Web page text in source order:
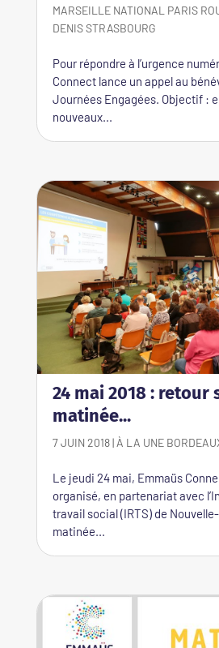
MARSEILLE NATIONAL PARIS
DENISSTRASBOURG
Pour répondre à l’urgence
Connect lance un appel au
Journées Engagées. Objectif :
nouveaux...
24 mai 2018 : retour
matinée...
7 JUIN 2018| À LA UNE
Le jeudi 24 mai, Emmaüs
organisé, en partenariat avec
travail social (IRTS) de
matinée...